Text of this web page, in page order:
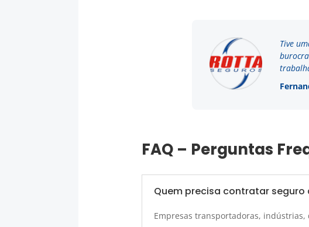
Tive
FAQ – Perguntas
Quem precisa contratar seguro
Empresas transportadoras,